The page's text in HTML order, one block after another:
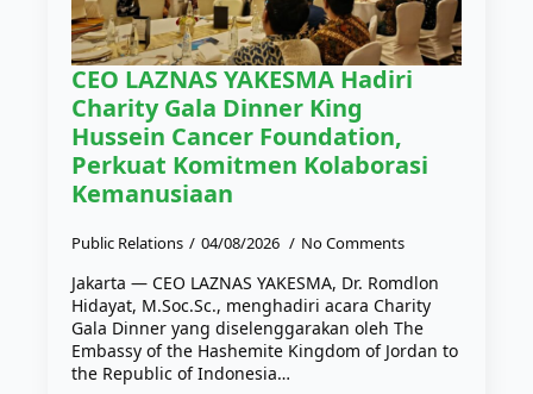
CEO LAZNAS YAKESMA Hadiri
Charity Gala Dinner King
Hussein Cancer Foundation,
Perkuat Komitmen Kolaborasi
Kemanusiaan
Public Relations 04/08/2026 No Comments
Jakarta — CEO LAZNAS YAKESMA, Dr. Romdlon
Hidayat, M.Soc.Sc., menghadiri acara Charity
Gala Dinner yang diselenggarakan oleh The
Embassy of the Hashemite Kingdom of Jordan to
the Republic of Indonesia…